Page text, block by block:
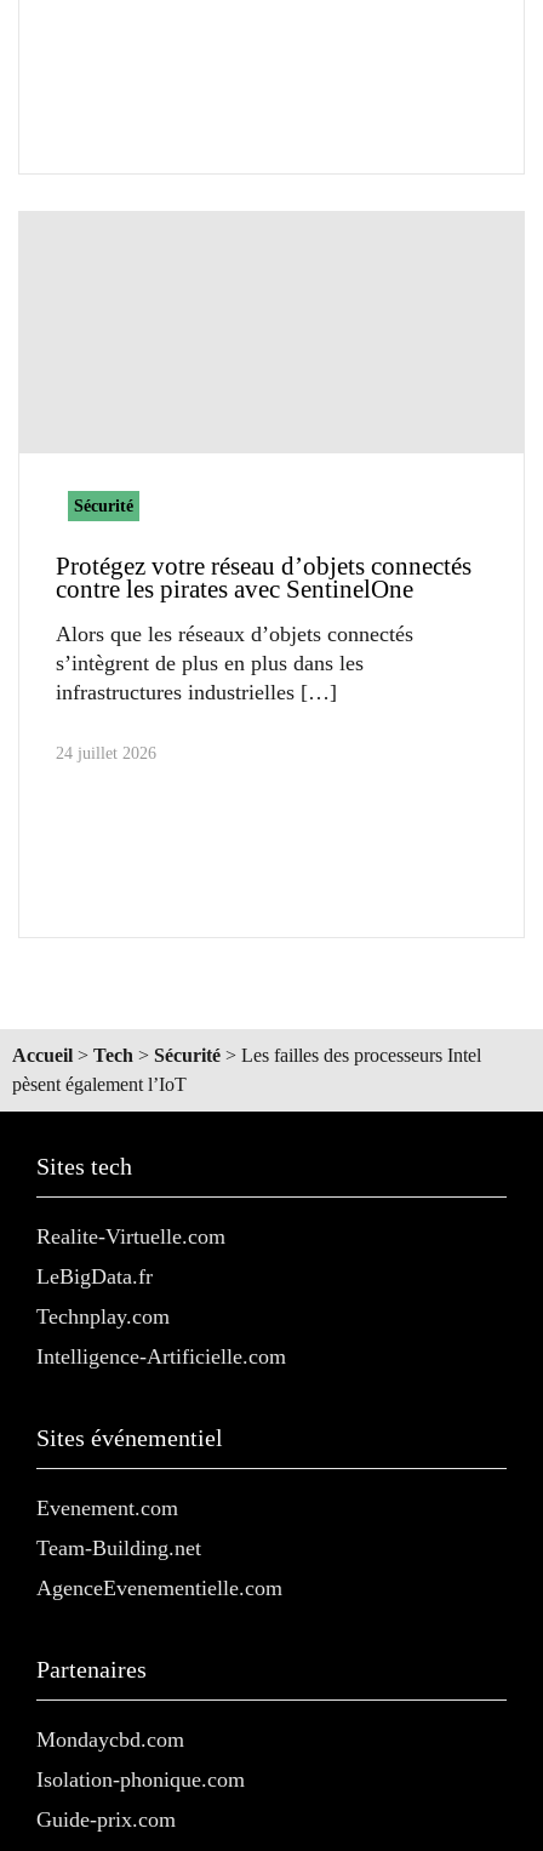
Sécurité
Protégez votre réseau d’objets connectés
contre les pirates avec SentinelOne
Alors que les réseaux d’objets connectés
s’intègrent de plus en plus dans les
infrastructures industrielles
24 juillet 2026
Accueil > Tech > Sécurité > Les failles des processeurs Intel
pèsent également l’IoT
Sites tech
Realite-Virtuelle.com
LeBigData.fr
Technplay.com
Intelligence-Artificielle.com
Sites événementiel
Evenement.com
Team-Building.net
AgenceEvenementielle.com
Partenaires
Mondaycbd.com
Isolation-phonique.com
Guide-prix.com